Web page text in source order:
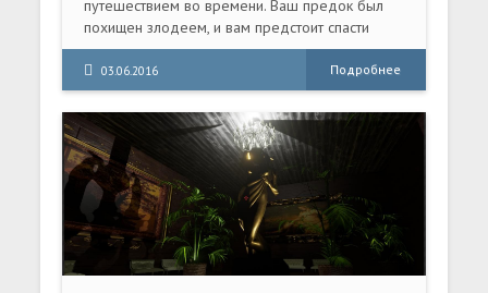
путешествием во времени. Ваш предок был
похищен злодеем, и вам предстоит спасти
родственника. Однако в магическом мире все
не так, как кажется на первый взгляд. Будьте
осторожны...
03.06.2016 Подробнее